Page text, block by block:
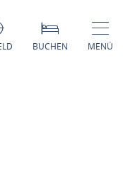
BUCHEN MENÜ